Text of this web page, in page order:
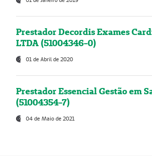
Prestador Decordis Exames
LTDA (51004346-0)
01 de Abril de 2020
Prestador Essencial Gestão em
(51004354-7)
04 de Maio de 2021